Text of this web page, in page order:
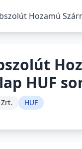
Hozamú
HUF
HUF